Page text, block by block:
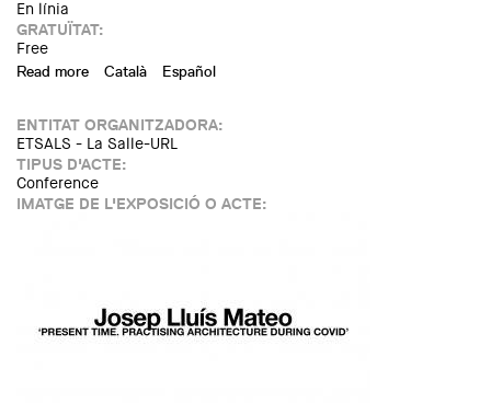
En línia
GRATUÏTAT:
Free
Read more about MasterClass Bosch. Capdeferro - Domestic
Català Español
ENTITAT ORGANITZADORA:
ETSALS - La Salle-URL
TIPUS D'ACTE:
Conference
IMATGE DE L'EXPOSICIÓ O ACTE: